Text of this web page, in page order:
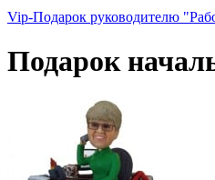
Vip-Подарок руководителю
Подарок